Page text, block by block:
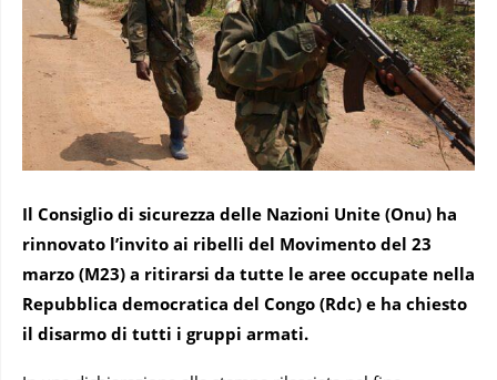
Il Consiglio di sicurezza delle Nazioni Unite (Onu) ha
rinnovato l’invito ai ribelli del Movimento del 23
marzo (M23) a ritirarsi da tutte le aree occupate nella
Repubblica democratica del Congo (Rdc) e ha chiesto
il disarmo di tutti i gruppi armati.